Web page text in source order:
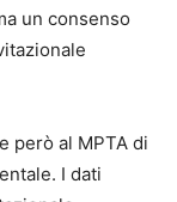
un consenso
però al MPTA di
I dati